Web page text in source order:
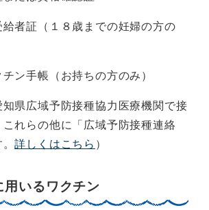
給者証（１８歳までの妊婦の方の
チン手帳（お持ちの方のみ）
知県広域予防接種協力医療機関で接
れらの他に「広域予防接種連絡
。詳しくはこちら ）
用いるワクチン